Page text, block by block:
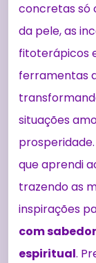
concretas só
da pele, as
fitoterápicos
ferramentas
situações
que aprendi
trazendo as
inspirações
com
espiritual.